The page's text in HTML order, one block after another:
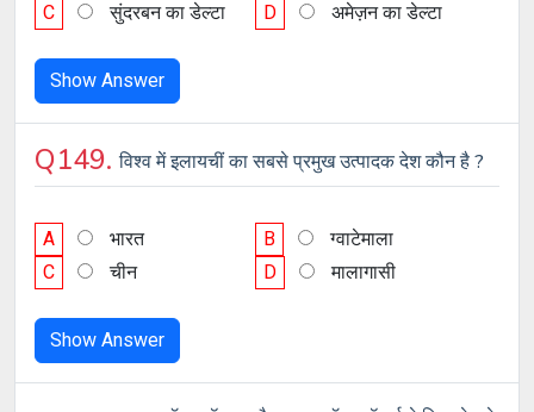
C
सुंदरबन का डेल्टा D अमेज़न का डेल्टा
Show Answer
Q149.विश्व में इलायचीं का सबसे प्रमुख उत्पादक देश कौन है ?
A भारत B
ग्वाटेमाला
C
चीन D मालागासी
Show Answer